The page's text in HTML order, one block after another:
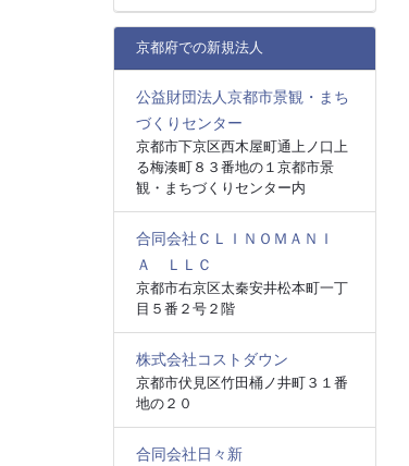
京都府での新規法人
公益財団法人京都市景観・まち
づくりセンター
京都市下京区西木屋町通上ノ口上
る梅湊町８３番地の１京都市景
観・まちづくりセンター内
合同会社ＣＬＩＮＯＭＡＮＩ
Ａ ＬＬＣ
京都市右京区太秦安井松本町一丁
目５番２号２階
株式会社コストダウン
京都市伏見区竹田桶ノ井町３１番
地の２０
合同会社日々新